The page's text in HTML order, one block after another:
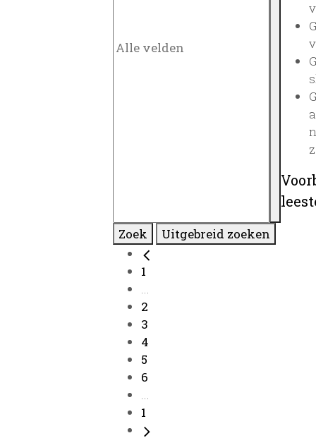
Zoek Uitgebreid zoeken
1
...
2
3
4
5
6
...
1